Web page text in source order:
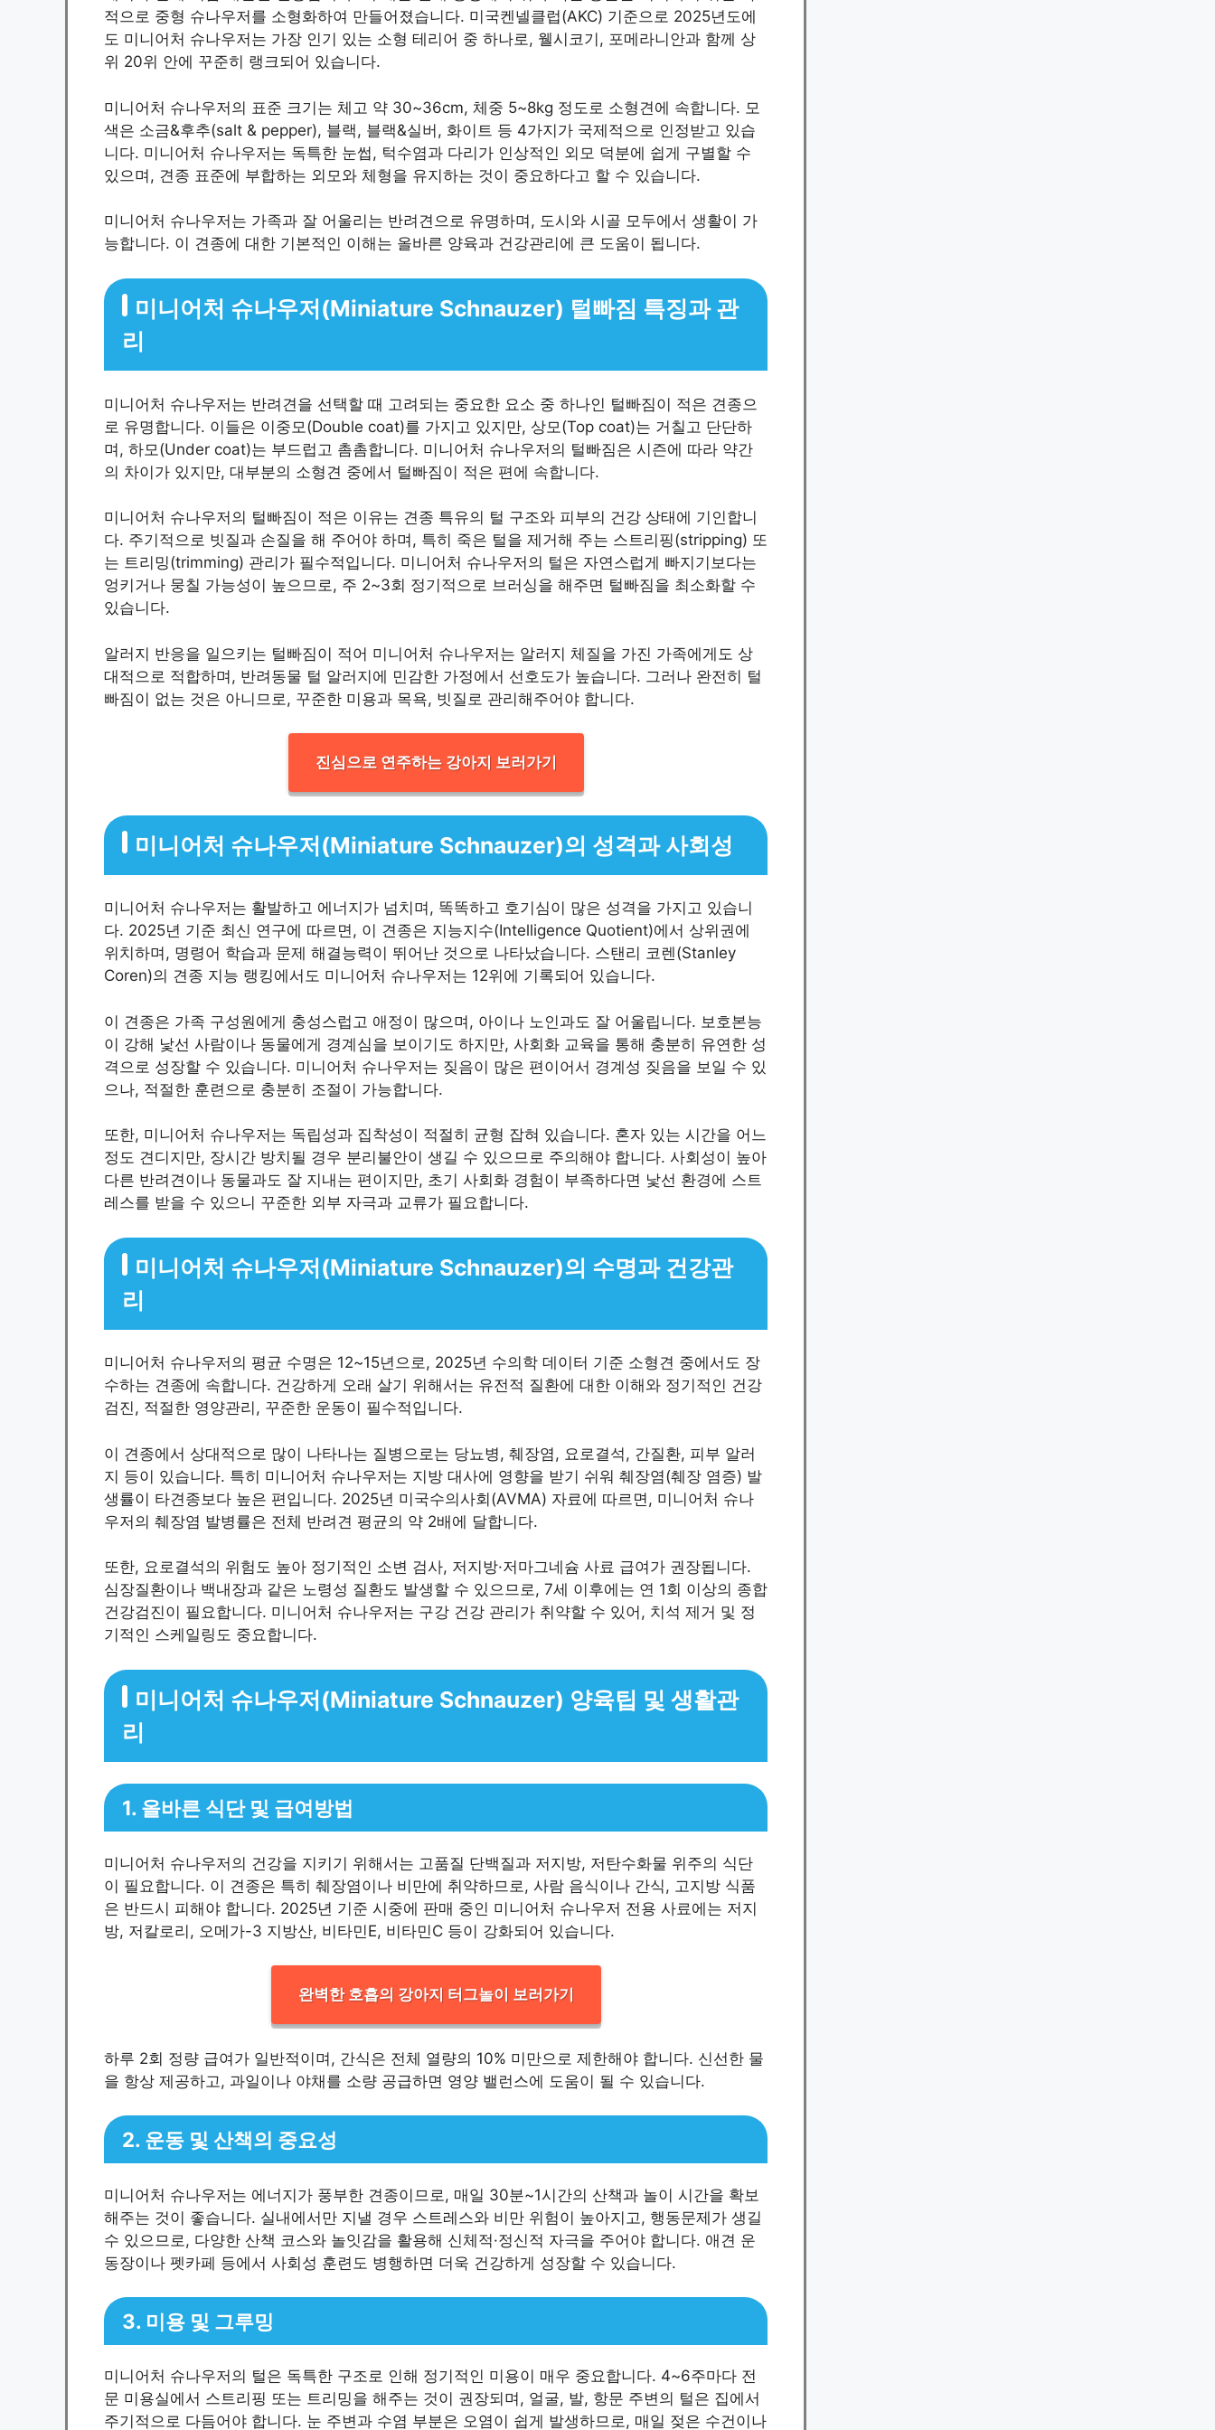
적으로 중형 슈나우저를 소형화하여 만들어졌습니다. 미국켄넬클럽(AKC) 기준으로 2025년도에
도 미니어처 슈나우저는 가장 인기 있는 소형 테리어 중 하나로, 웰시코기, 포메라니안과 함께 상
위 20위 안에 꾸준히 랭크되어 있습니다.
미니어처 슈나우저의 표준 크기는 체고 약 30~36cm, 체중 5~8kg 정도로 소형견에 속합니다. 모
색은 소금&후추(salt & pepper), 블랙, 블랙&실버, 화이트 등 4가지가 국제적으로 인정받고 있습
니다. 미니어처 슈나우저는 독특한 눈썹, 턱수염과 다리가 인상적인 외모 덕분에 쉽게 구별할 수
있으며, 견종 표준에 부합하는 외모와 체형을 유지하는 것이 중요하다고 할 수 있습니다.
미니어처 슈나우저는 가족과 잘 어울리는 반려견으로 유명하며, 도시와 시골 모두에서 생활이 가
능합니다. 이 견종에 대한 기본적인 이해는 올바른 양육과 건강관리에 큰 도움이 됩니다.
미니어처 슈나우저(Miniature Schnauzer) 털빠짐 특징과 관
리
미니어처 슈나우저는 반려견을 선택할 때 고려되는 중요한 요소 중 하나인 털빠짐이 적은 견종으
로 유명합니다. 이들은 이중모(Double coat)를 가지고 있지만, 상모(Top coat)는 거칠고 단단하
며, 하모(Under coat)는 부드럽고 촘촘합니다. 미니어처 슈나우저의 털빠짐은 시즌에 따라 약간
의 차이가 있지만, 대부분의 소형견 중에서 털빠짐이 적은 편에 속합니다.
미니어처 슈나우저의 털빠짐이 적은 이유는 견종 특유의 털 구조와 피부의 건강 상태에 기인합니
다. 주기적으로 빗질과 손질을 해 주어야 하며, 특히 죽은 털을 제거해 주는 스트리핑(stripping) 또
는 트리밍(trimming) 관리가 필수적입니다. 미니어처 슈나우저의 털은 자연스럽게 빠지기보다는
엉키거나 뭉칠 가능성이 높으므로, 주 2~3회 정기적으로 브러싱을 해주면 털빠짐을 최소화할 수
있습니다.
알러지 반응을 일으키는 털빠짐이 적어 미니어처 슈나우저는 알러지 체질을 가진 가족에게도 상
대적으로 적합하며, 반려동물 털 알러지에 민감한 가정에서 선호도가 높습니다. 그러나 완전히 털
빠짐이 없는 것은 아니므로, 꾸준한 미용과 목욕, 빗질로 관리해주어야 합니다.
진심으로 연주하는 강아지 보러가기
미니어처 슈나우저(Miniature Schnauzer)의 성격과 사회성
미니어처 슈나우저는 활발하고 에너지가 넘치며, 똑똑하고 호기심이 많은 성격을 가지고 있습니
다. 2025년 기준 최신 연구에 따르면, 이 견종은 지능지수(Intelligence Quotient)에서 상위권에
위치하며, 명령어 학습과 문제 해결능력이 뛰어난 것으로 나타났습니다. 스탠리 코렌(Stanley
Coren)의 견종 지능 랭킹에서도 미니어처 슈나우저는 12위에 기록되어 있습니다.
이 견종은 가족 구성원에게 충성스럽고 애정이 많으며, 아이나 노인과도 잘 어울립니다. 보호본능
이 강해 낯선 사람이나 동물에게 경계심을 보이기도 하지만, 사회화 교육을 통해 충분히 유연한 성
격으로 성장할 수 있습니다. 미니어처 슈나우저는 짖음이 많은 편이어서 경계성 짖음을 보일 수 있
으나, 적절한 훈련으로 충분히 조절이 가능합니다.
또한, 미니어처 슈나우저는 독립성과 집착성이 적절히 균형 잡혀 있습니다. 혼자 있는 시간을 어느
정도 견디지만, 장시간 방치될 경우 분리불안이 생길 수 있으므로 주의해야 합니다. 사회성이 높아
다른 반려견이나 동물과도 잘 지내는 편이지만, 초기 사회화 경험이 부족하다면 낯선 환경에 스트
레스를 받을 수 있으니 꾸준한 외부 자극과 교류가 필요합니다.
미니어처 슈나우저(Miniature Schnauzer)의 수명과 건강관
리
미니어처 슈나우저의 평균 수명은 12~15년으로, 2025년 수의학 데이터 기준 소형견 중에서도 장
수하는 견종에 속합니다. 건강하게 오래 살기 위해서는 유전적 질환에 대한 이해와 정기적인 건강
검진, 적절한 영양관리, 꾸준한 운동이 필수적입니다.
이 견종에서 상대적으로 많이 나타나는 질병으로는 당뇨병, 췌장염, 요로결석, 간질환, 피부 알러
지 등이 있습니다. 특히 미니어처 슈나우저는 지방 대사에 영향을 받기 쉬워 췌장염(췌장 염증) 발
생률이 타견종보다 높은 편입니다. 2025년 미국수의사회(AVMA) 자료에 따르면, 미니어처 슈나
우저의 췌장염 발병률은 전체 반려견 평균의 약 2배에 달합니다.
또한, 요로결석의 위험도 높아 정기적인 소변 검사, 저지방·저마그네슘 사료 급여가 권장됩니다.
심장질환이나 백내장과 같은 노령성 질환도 발생할 수 있으므로, 7세 이후에는 연 1회 이상의 종합
건강검진이 필요합니다. 미니어처 슈나우저는 구강 건강 관리가 취약할 수 있어, 치석 제거 및 정
기적인 스케일링도 중요합니다.
미니어처 슈나우저(Miniature Schnauzer) 양육팁 및 생활관
리
1. 올바른 식단 및 급여방법
미니어처 슈나우저의 건강을 지키기 위해서는 고품질 단백질과 저지방, 저탄수화물 위주의 식단
이 필요합니다. 이 견종은 특히 췌장염이나 비만에 취약하므로, 사람 음식이나 간식, 고지방 식품
은 반드시 피해야 합니다. 2025년 기준 시중에 판매 중인 미니어처 슈나우저 전용 사료에는 저지
방, 저칼로리, 오메가-3 지방산, 비타민E, 비타민C 등이 강화되어 있습니다.
완벽한 호흡의 강아지 터그놀이 보러가기
하루 2회 정량 급여가 일반적이며, 간식은 전체 열량의 10% 미만으로 제한해야 합니다. 신선한 물
을 항상 제공하고, 과일이나 야채를 소량 공급하면 영양 밸런스에 도움이 될 수 있습니다.
2. 운동 및 산책의 중요성
미니어처 슈나우저는 에너지가 풍부한 견종이므로, 매일 30분~1시간의 산책과 놀이 시간을 확보
해주는 것이 좋습니다. 실내에서만 지낼 경우 스트레스와 비만 위험이 높아지고, 행동문제가 생길
수 있으므로, 다양한 산책 코스와 놀잇감을 활용해 신체적·정신적 자극을 주어야 합니다. 애견 운
동장이나 펫카페 등에서 사회성 훈련도 병행하면 더욱 건강하게 성장할 수 있습니다.
3. 미용 및 그루밍
미니어처 슈나우저의 털은 독특한 구조로 인해 정기적인 미용이 매우 중요합니다. 4~6주마다 전
문 미용실에서 스트리핑 또는 트리밍을 해주는 것이 권장되며, 얼굴, 발, 항문 주변의 털은 집에서
주기적으로 다듬어야 합니다. 눈 주변과 수염 부분은 오염이 쉽게 발생하므로, 매일 젖은 수건이나